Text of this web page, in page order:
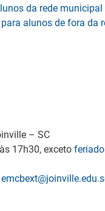
da rede municipal
alunos de fora da
– SC
17h30, exceto